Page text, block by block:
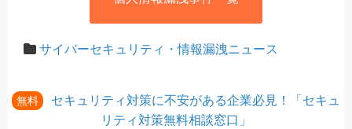
サイバーセキュリティ・情報漏洩ニュース
無料
セキュリティ対策に不安がある企業必見！「セキュ
リティ対策無料相談窓口」